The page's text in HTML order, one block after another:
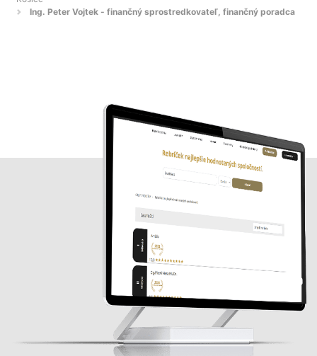
Ing. Peter Vojtek - finančný sprostredkovateľ, finančný poradca